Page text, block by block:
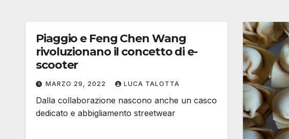
Piaggio e Feng Chen Wang
rivoluzionano il concetto di e-
scooter
MARZO 29, 2022 LUCA TALOTTA
Dalla collaborazione nascono anche un casco
dedicato e abbigliamento streetwear